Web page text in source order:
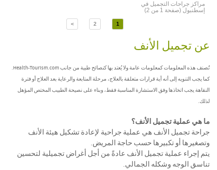
مراكز جراحات التجميل في
إسطنبول (صفحة 1 من 2)
1
2
>
عن تجميل الأنف
تُصنف هذه المعلومات كمعلومات عامة ولا يُعتد بها كنصائح طبية من جانب Health-Tourism.com.
كما يجب التنويه إلى أنه أية قرارات متعلقة بالعلاج، مرحلة المتابعة والرعاية بعد العلاج أو فترة
النقاهة يجب اتخاذها وفق الاستشارة المناسبة فقط، وبناء على نصيحة الطبيب المختص المؤهل
لذلك.
ما هي عملية تجميل الأنف؟
جراحة تجميل الأنف هي عملية جراحية لإعادة تشكيل هيئة الأنف
وتصغيرها أو تكبيرها حسب حاجة المريض.
يتم إجراء عملية تجميل الأنف عادةً من أجل أغراض تجميلية لتحسين
تناسق الوجه وشكله الجمالي.